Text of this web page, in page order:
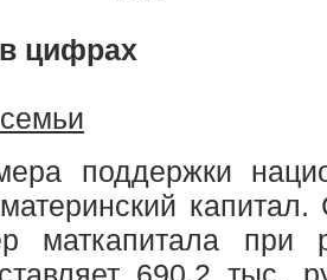
цифрах
поддержки
маткапитала при